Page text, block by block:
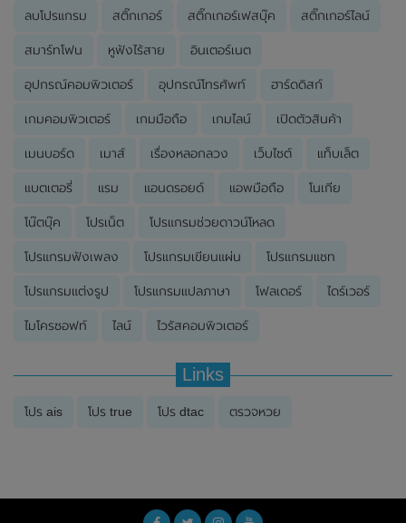
ลบโปรแกรม สติ๊กเกอร์ สติ๊กเกอร์เฟสบุ๊ค สติ๊กเกอร์ไลน์
สมาร์ทโฟน หูฟังไร้สาย อินเตอร์เนต
อุปกรณ์คอมพิวเตอร์ อุปกรณ์โทรศัพท์ ฮาร์ดดิสก์
เกมคอมพิวเตอร์ เกมมือถือ เกมไลน์ เปิดตัวสินค้า
เมนบอร์ด เมาส์ เรื่องหลอกลวง เว็บไซต์ แท็บเล็ต
แบตเตอรี่ แรม แอนดรอยด์ แอพมือถือ โนเกีย
โน๊ตบุ๊ค โปรเน็ต โปรแกรมช่วยดาวน์โหลด
โปรแกรมฟังเพลง โปรแกรมเขียนแผ่น โปรแกรมแชท
โปรแกรมแต่งรูป โปรแกรมแปลภาษา โฟลเดอร์ ไดร์เวอร์
ไมโครซอฟท์ ไลน์ ไวรัสคอมพิวเตอร์
Links
โปร ais โปร true โปร dtac ตรวจหวย